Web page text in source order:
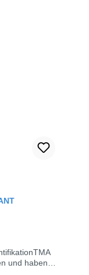
5 Sternen
und haben